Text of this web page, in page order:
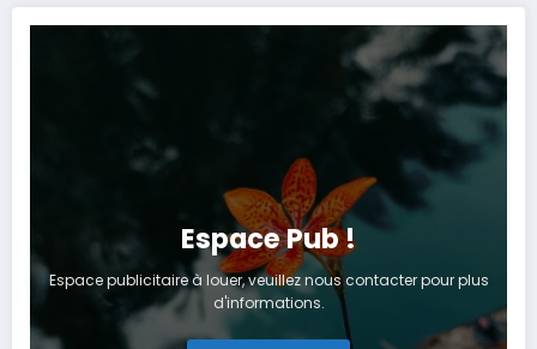
Espace Pub !
Espace publicitaire à louer, veuillez nous contacter pour plus
d'informations.